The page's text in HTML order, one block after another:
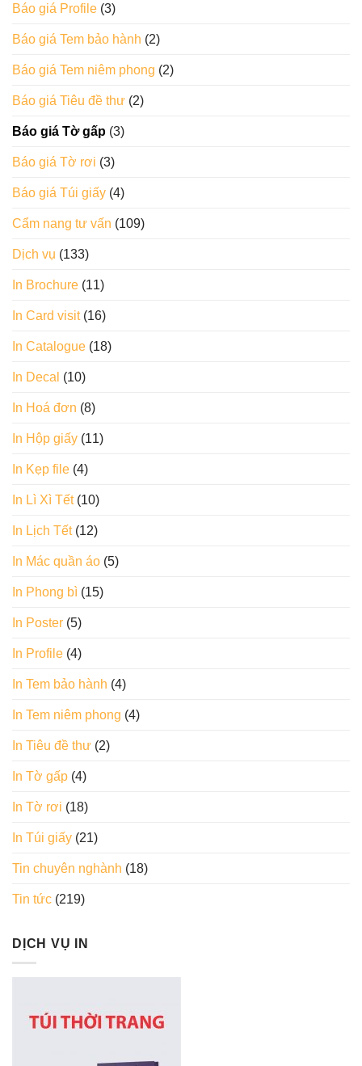
Báo giá Profile (3)
Báo giá Tem bảo hành (2)
Báo giá Tem niêm phong (2)
Báo giá Tiêu đề thư (2)
Báo giá Tờ gấp (3)
Báo giá Tờ rơi (3)
Báo giá Túi giấy (4)
Cẩm nang tư vấn (109)
Dịch vụ (133)
In Brochure (11)
In Card visit(16)
In Catalogue (18)
In Decal (10)
In Hoá đơn (8)
In Hộp giấy (11)
In Kẹp file (4)
In Lì Xì Tết(10)
In Lịch Tết(12)
In Mác quần áo (5)
In Phong bì (15)
In Poster (5)
In Profile (4)
In Tem bảo hành (4)
In Tem niêm phong (4)
In Tiêu đề thư (2)
In Tờ gấp (4)
In Tờ rơi (18)
In Túi giấy (21)
Tin chuyên nghành (18)
Tin tức (219)
DỊCH VỤ IN